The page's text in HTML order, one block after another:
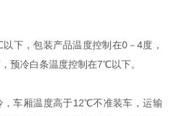
下，包装产品温度控制在0－4度，
预冷白条温度控制在7℃以下。
，车厢温度高于12℃不准装车，运输